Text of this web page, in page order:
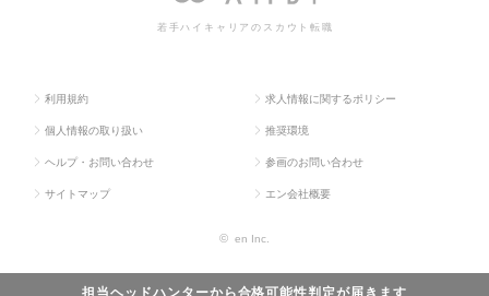
担当ヘッドハンターから合格可能性判定が届きます
若手ハイキャリアのスカウト転職
利用規約 求人情報に関するポリシー
個人情報の取り扱い 推奨環境
ヘルプ・お問い合わせ 参画のお問い合わせ
サイトマップ エン会社概要
© en Inc.